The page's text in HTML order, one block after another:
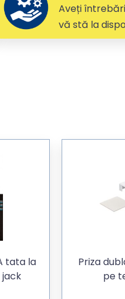
Aveți
vă stă la
tata la
Priza
pe